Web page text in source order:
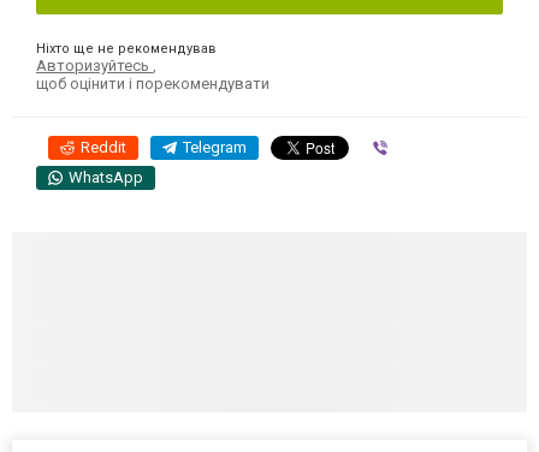
Ніхто ще не рекомендував
Авторизуйтесь ,
щоб оцінити і порекомендувати
Reddit Telegram
WhatsApp